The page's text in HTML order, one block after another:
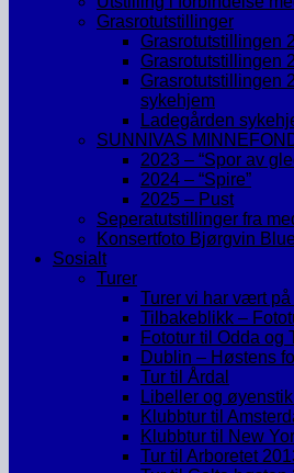
Grasrotutstillinger
Grasrotutstillingen
Grasrotutstillingen
Grasrotutstillingen
sykehjem
Ladegården
SUNNIVAS
2023 – “Spor av
2024 – “Spire”
2025 – Pust
Seperatutstillinger fra
Konsertfoto Bjørgvin
Sosialt
Turer
Turer vi har vært
Tilbakeblikk –
Fototur til Odda og
Dublin – Høstens
Tur til Årdal
Libeller og
Klubbtur til
Klubbtur til New
Tur til Arboretet